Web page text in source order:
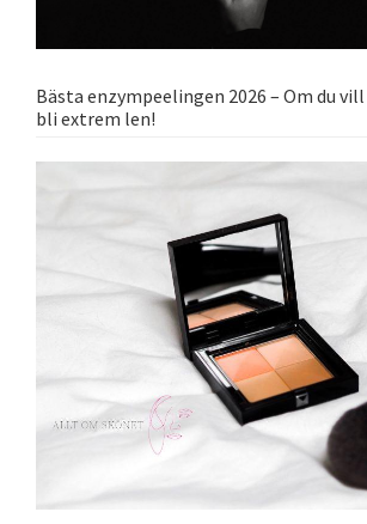
Bästa enzympeelingen 2026 – Om du
bli extrem len!